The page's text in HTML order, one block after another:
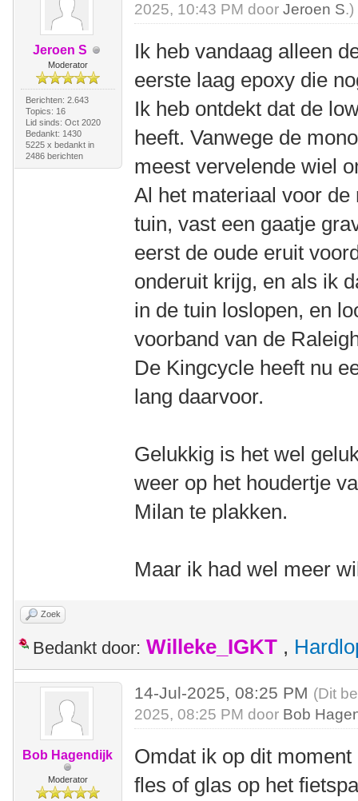
Jeroen S
Moderator
Berichten: 2.643
Topics: 16
Lid sinds: Oct 2020
Bedankt: 1430
5225 x bedankt in
2486 berichten
2025, 10:43 PM doorJeroen S.)
Ik heb vandaag alleen
eerste laag epoxy die
Ik heb ontdekt dat de
heeft. Vanwege de
meest vervelende wiel
Al het materiaal voor
tuin, vast een gaatje
eerst de oude eruit
onderuit krijg, en als ik
in de tuin loslopen, en
voorband van de
De Kingcycle heeft nu
lang daarvoor.
Gelukkig is het wel
weer op het houdertje
Milan te plakken.
Maar ik had wel meer
Zoek
Bedankt door: Willeke_IGKT ,
Bob Hagendijk
Moderator
14-Jul-2025, 08:25 PM (Dit
2025, 08:25 PM door Bob
Omdat ik op dit
fles of glas op het